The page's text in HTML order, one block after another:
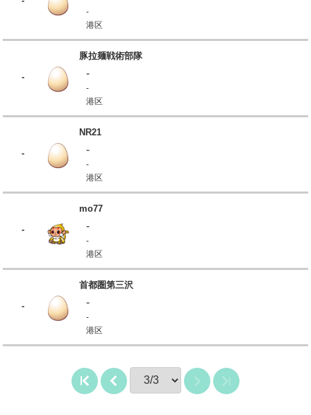
-
港区
-
豚拉麺戦術部隊
-
-
港区
-
NR21
-
-
港区
-
mo77
-
-
港区
-
首都圏第三沢
-
-
港区